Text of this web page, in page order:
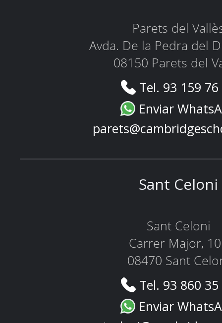
Parets del
Avda. De la Pedra del
08150 Parets del
Tel. 93 159
Enviar
Sant Celoni
Sant Celoni
Carrer Major,
08470 Sant
Tel. 93 860
Enviar